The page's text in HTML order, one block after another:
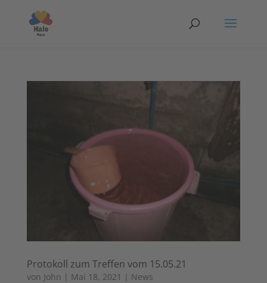
Protokoll zum Treffen vom 15.05.21
von John | Mai 18, 2021 | News